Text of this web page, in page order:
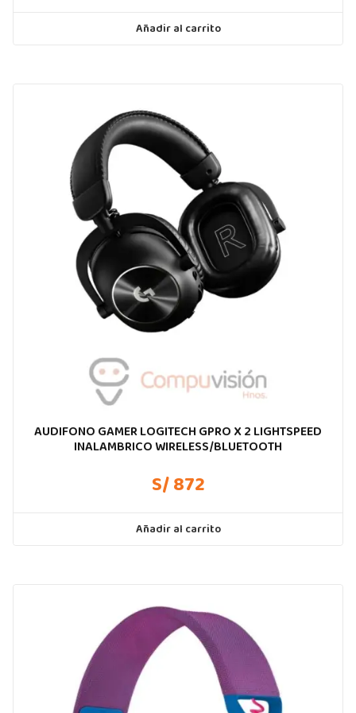
Añadir al carrito
AUDIFONO GAMER LOGITECH GPRO X 2 LIGHTSPEED
INALAMBRICO WIRELESS/BLUETOOTH
S/ 872
Añadir al carrito